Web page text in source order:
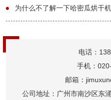
干】
为什么不了解一下哈密瓜烘干
电话：
手机：
邮箱：
公司地址：广州市南沙区东